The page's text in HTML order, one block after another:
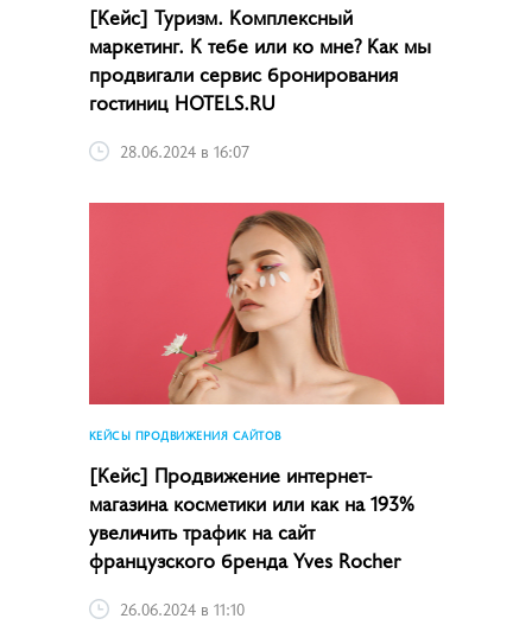
[Кейс] Туризм. Комплексный
маркетинг. К тебе или ко мне? Как мы
продвигали сервис бронирования
гостиниц HOTELS.RU
28.06.2024 в 16:07
КЕЙСЫ ПРОДВИЖЕНИЯ САЙТОВ
[Кейс] Продвижение интернет-
магазина косметики или как на 193%
увеличить трафик на сайт
французского бренда Yves Rocher
26.06.2024 в 11:10